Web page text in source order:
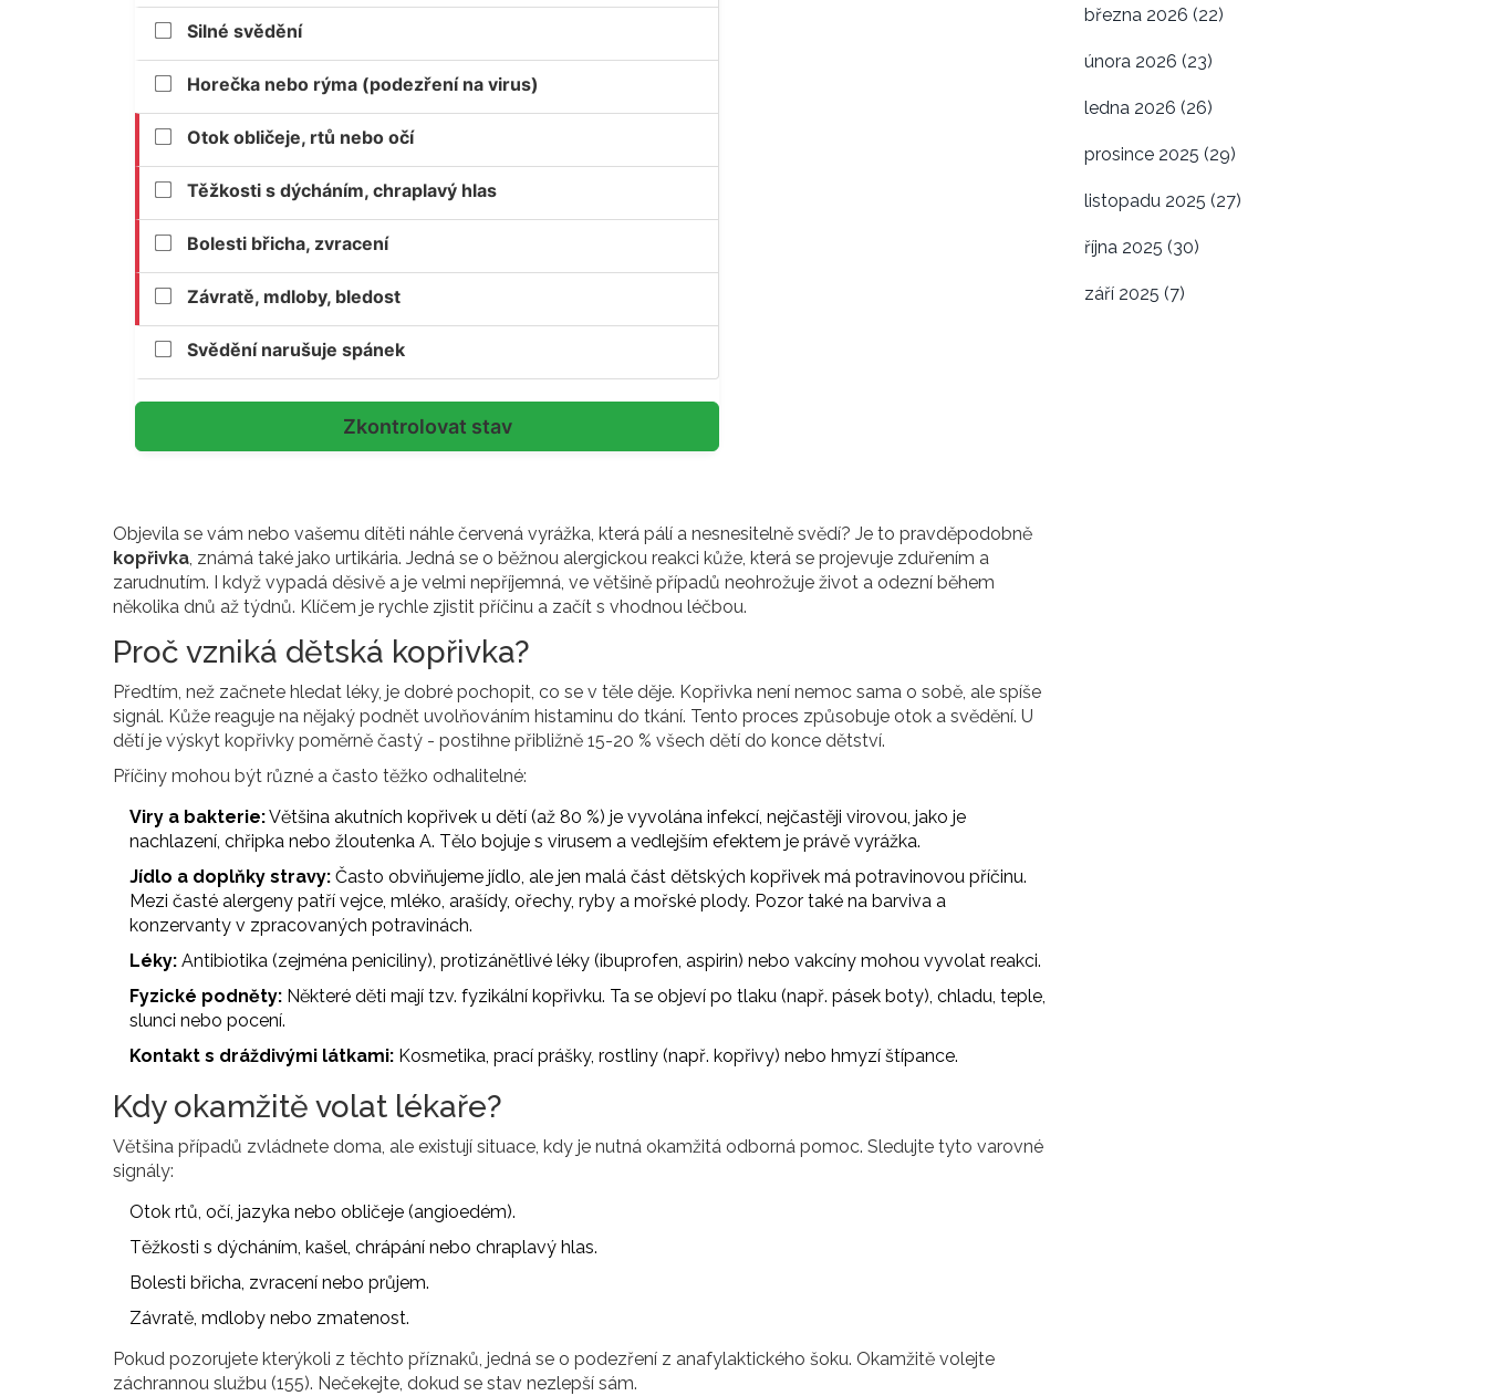
Silné svědění
Horečka nebo rýma (podezření na virus)
Otok obličeje, rtů nebo očí
Těžkosti s dýcháním, chraplavý hlas
Bolesti břicha, zvracení
Závratě, mdloby, bledost
Svědění narušuje spánek
Zkontrolovat stav
Objevila se vám nebo vašemu dítěti náhle červená vyrážka, která pálí a nesnesitelně svědí? Je to pravděpodobně
kopřivka , známá také jako urtikária. Jedná se o běžnou alergickou reakci kůže, která se projevuje zduřením a
zarudnutím. I když vypadá děsivě a je velmi nepříjemná, ve většině případů neohrožuje život a odezní během
několika dnů až týdnů. Klíčem je rychle zjistit příčinu a začít s vhodnou léčbou.
Proč vzniká dětská kopřivka?
Předtím, než začnete hledat léky, je dobré pochopit, co se v těle děje. Kopřivka není nemoc sama o sobě, ale spíše
signál. Kůže reaguje na nějaký podnět uvolňováním histaminu do tkání. Tento proces způsobuje otok a svědění. U
dětí je výskyt kopřivky poměrně častý - postihne přibližně 15-20 % všech dětí do konce dětství.
Příčiny mohou být různé a často těžko odhalitelné:
Viry a bakterie:Většina akutních kopřivek u dětí (až 80 %) je vyvolána infekcí, nejčastěji virovou, jako je
nachlazení, chřipka nebo žloutenka A. Tělo bojuje s virusem a vedlejším efektem je právě vyrážka.
Jídlo a doplňky stravy: Často obviňujeme jídlo, ale jen malá část dětských kopřivek má potravinovou příčinu.
Mezi časté alergeny patří vejce, mléko, arašídy, ořechy, ryby a mořské plody. Pozor také na barviva a
konzervanty v zpracovaných potravinách.
Léky: Antibiotika (zejména peniciliny), protizánětlivé léky (ibuprofen, aspirin) nebo vakcíny mohou vyvolat reakci.
Fyzické podněty: Některé děti mají tzv. fyzikální kopřivku. Ta se objeví po tlaku (např. pásek boty), chladu, teple,
slunci nebo pocení.
Kontakt s dráždivými látkami: Kosmetika, prací prášky, rostliny (např. kopřivy) nebo hmyzí štípance.
Kdy okamžitě volat lékaře?
Většina případů zvládnete doma, ale existují situace, kdy je nutná okamžitá odborná pomoc. Sledujte tyto varovné
signály:
Otok rtů, očí, jazyka nebo obličeje (angioedém).
Těžkosti s dýcháním, kašel, chrápání nebo chraplavý hlas.
Bolesti břicha, zvracení nebo průjem.
Závratě, mdloby nebo zmatenost.
Pokud pozorujete kterýkoli z těchto příznaků, jedná se o podezření z anafylaktického šoku. Okamžitě volejte
záchrannou službu (155). Nečekejte, dokud se stav nezlepší sám.
března 2026 (22)
února 2026 (23)
ledna 2026 (26)
prosince 2025 (29)
listopadu 2025 (27)
října 2025 (30)
září 2025 (7)